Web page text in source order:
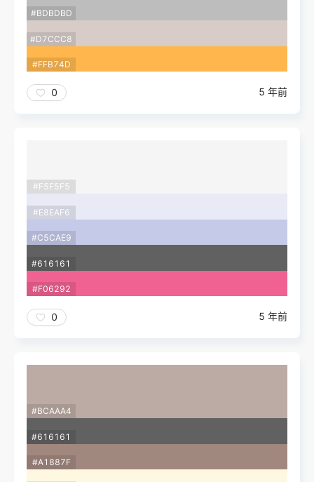
#BDBDBD
#D7CCC8
#FFB74D
0 5 年前
#F5F5F5
#E8EAF6
#C5CAE9
#616161
#F06292
0 5 年前
#BCAAA4
#616161
#A1887F